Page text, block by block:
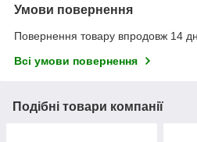
Умови повернення
Повернення товару впродовж 14
Всі умови повернення
Подібні товари компанії